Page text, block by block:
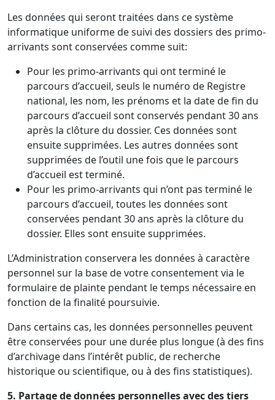
Les données qui seront traitées dans ce système
informatique uniforme de suivi des dossiers des primo-
arrivants sont conservées comme suit:
Pour les primo-arrivants qui ont terminé le
parcours d’accueil, seuls le numéro de Registre
national, les nom, les prénoms et la date de fin du
parcours d’accueil sont conservés pendant 30 ans
après la clôture du dossier. Ces données sont
ensuite supprimées. Les autres données sont
supprimées de l’outil une fois que le parcours
d’accueil est terminé.
Pour les primo-arrivants qui n’ont pas terminé le
parcours d’accueil, toutes les données sont
conservées pendant 30 ans après la clôture du
dossier. Elles sont ensuite supprimées.
L’Administration conservera les données à caractère
personnel sur la base de votre consentement via le
formulaire de plainte pendant le temps nécessaire en
fonction de la finalité poursuivie.
Dans certains cas, les données personnelles peuvent
être conservées pour une durée plus longue (à des fins
d’archivage dans l’intérêt public, de recherche
historique ou scientifique, ou à des fins statistiques).
5. Partage de données personnelles avec des tiers